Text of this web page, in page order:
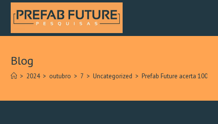
Blog
> 2024 > outubro > 7 > Uncategorized > Prefab Future acerta 100%